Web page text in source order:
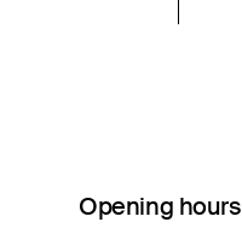
Opening hours